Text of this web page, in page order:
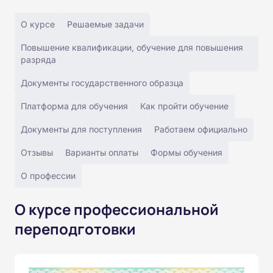
О курсе Решаемые задачи
Повышение квалификации, обучение для повышения
разряда
Документы государственного образца
Платформа для обучения Как пройти обучение
Документы для поступления Работаем официально
Отзывы Варианты оплаты Формы обучения
О профессии
О курсе профессиональной
переподготовки